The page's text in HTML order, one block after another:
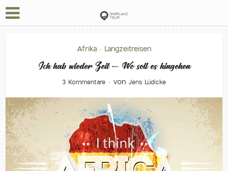
Afrika • Langzeitreisen
Ich hab wieder Zeit – Wo soll es hingehen
3 Kommentare von Jens Lüdicke